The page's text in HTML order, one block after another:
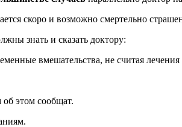
скоро и возможно смертельно
знать и сказать доктору:
вмешательства, не считая
об этом сообщат.